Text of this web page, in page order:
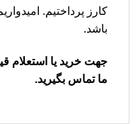
کارز پرداختیم.
باشد.
جهت خرید یا استعلام
ما تماس بگیرید.